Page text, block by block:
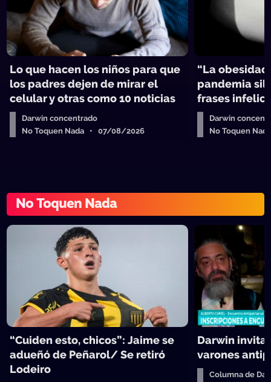
Lo que hacen los niños para que
los padres dejen de mirar el
celular y otras como 10 noticias
Darwin concentrado
No Toquen Nada • 07/08/2026
“La
pandemia
frases
Darwin
No Toquen
No Toquen Nada
“Cuiden esto, chicos”: Jaime se
adueñó de Peñarol/ Se retiró
Lodeiro
Darwin invita
varones
Columna de